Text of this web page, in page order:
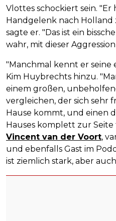
Vlottes schockiert sein. "Er
Handgelenk nach
sagte er. "Das ist ein
wahr, mit dieser
"Manchmal kennt er seine
Kim Huybrechts hinzu.
einem großen,
vergleichen, der sich sehr
Hause kommt, und einen
Hauses komplett zur
Vincent van der Voort,
und ebenfalls Gast im
ist ziemlich stark, aber